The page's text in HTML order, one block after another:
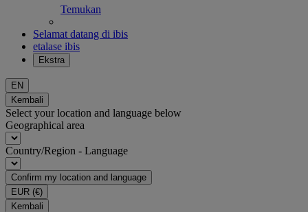
Temukan
Selamat datang di ibis
etalase ibis
Ekstra
EN
Kembali
Select your location and language below
Geographical area
Country/Region - Language
Confirm my location and language
EUR (€)
Kembali